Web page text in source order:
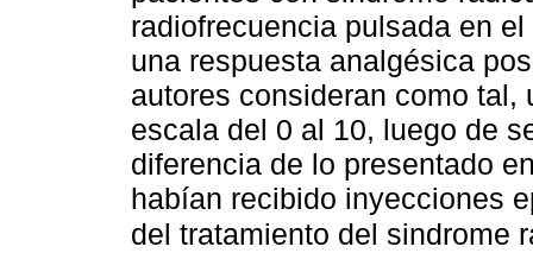
radiofrecuencia pulsada en
una respuesta analgésica
autores consideran como tal,
escala del 0 al 10, luego de
diferencia de lo presentado
habían recibido inyecciones
del tratamiento del sindrome